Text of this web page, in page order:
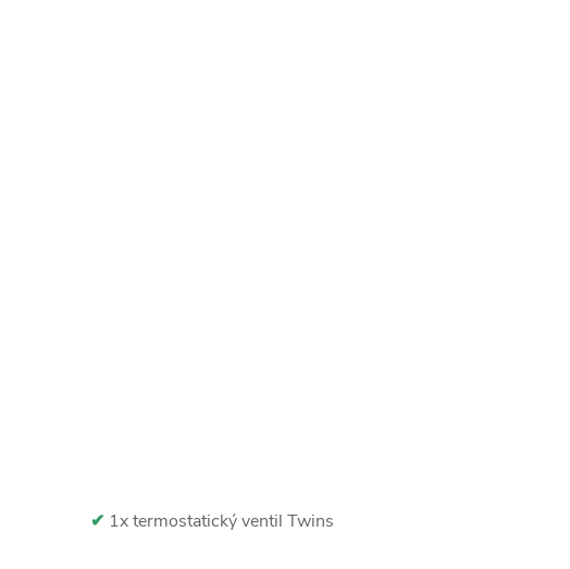
✔ 1x termostatický ventil Twins